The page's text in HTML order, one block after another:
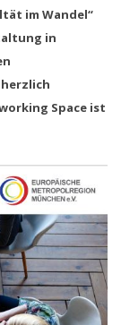
im Wandel“
in
Space ist